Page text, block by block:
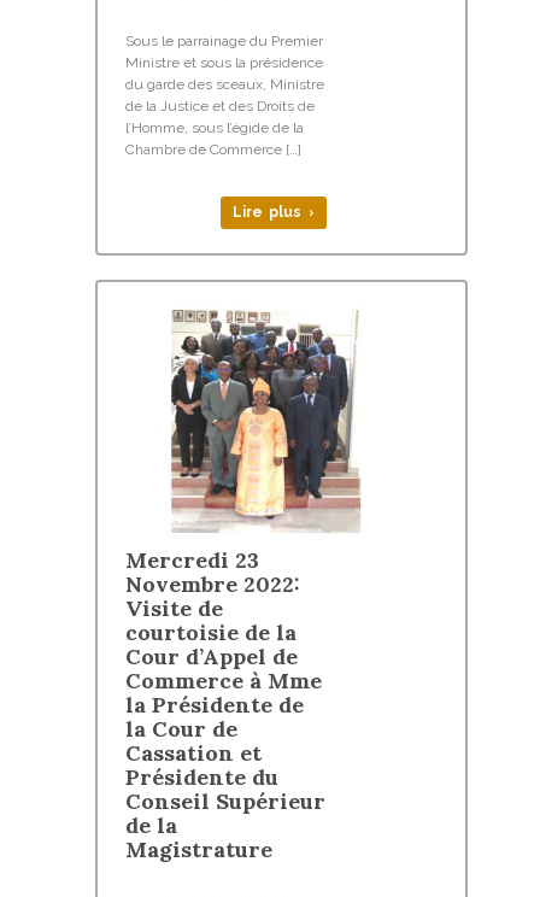
Sous le parrainage du Premier
Ministre et sous la présidence
du garde des sceaux, Ministre
de la Justice et des Droits de
l’Homme, sous l’égide de la
Chambre de Commerce […]
Lire plus ›
Mercredi 23
Novembre 2022:
Visite de
courtoisie de la
Cour d’Appel de
Commerce à Mme
la Présidente de
la Cour de
Cassation et
Présidente du
Conseil Supérieur
de la
Magistrature